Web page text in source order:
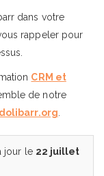
dans votre
rappeler pour
CRM et
de notre
dolibarr.org.
jour le 22 juillet